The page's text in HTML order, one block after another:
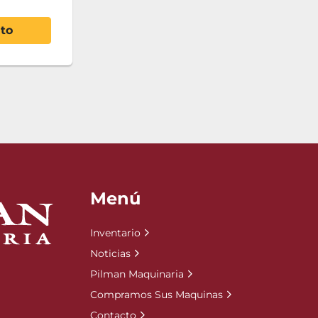
Menú
Inventario
Noticias
Pilman Maquinaria
Compramos Sus Maquinas
Contacto